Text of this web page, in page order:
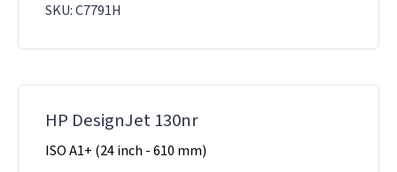
SKU: C7791H
HP DesignJet 130nr
ISO A1+ (24 inch - 610 mm)